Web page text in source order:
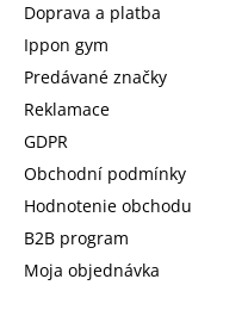
Doprava a platba
Ippon gym
Predávané značky
Reklamace
GDPR
Obchodní podmínky
Hodnotenie obchodu
B2B program
Moja objednávka